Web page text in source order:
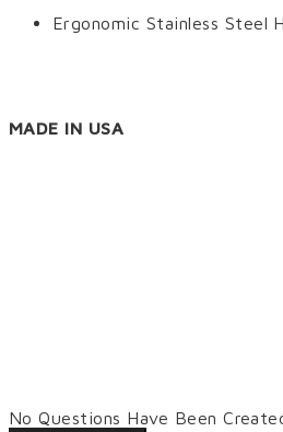
Ergonomic Stainless Steel
MADE IN USA
No Questions Have Been